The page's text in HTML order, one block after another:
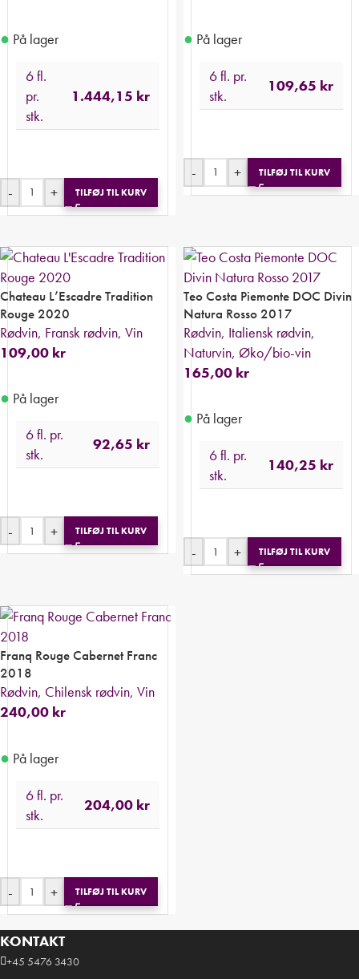
● På lager
6 fl.
pr.
stk.
1.444,15 kr
- + TILFØJ TIL KURV
● På lager
6 fl. pr.
stk.
109,65 kr
- + TILFØJ TIL KURV
Chateau L’Escadre Tradition
Rouge 2020
Rødvin, Fransk rødvin, Vin
109,00 kr
● På lager
6 fl. pr.
stk.
92,65 kr
- + TILFØJ TIL KURV
Teo Costa Piemonte DOC Divin
Natura Rosso 2017
Rødvin, Italiensk rødvin,
Naturvin, Øko/bio-vin
165,00 kr
● På lager
6 fl. pr.
stk.
140,25 kr
- + TILFØJ TIL KURV
Franq Rouge Cabernet Franc
2018
Rødvin, Chilensk rødvin, Vin
240,00 kr
● På lager
6 fl. pr.
stk.
204,00 kr
- + TILFØJ TIL KURV
KONTAKT
+45 5476 3430